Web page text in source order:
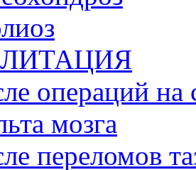
операций на
мозга
переломов